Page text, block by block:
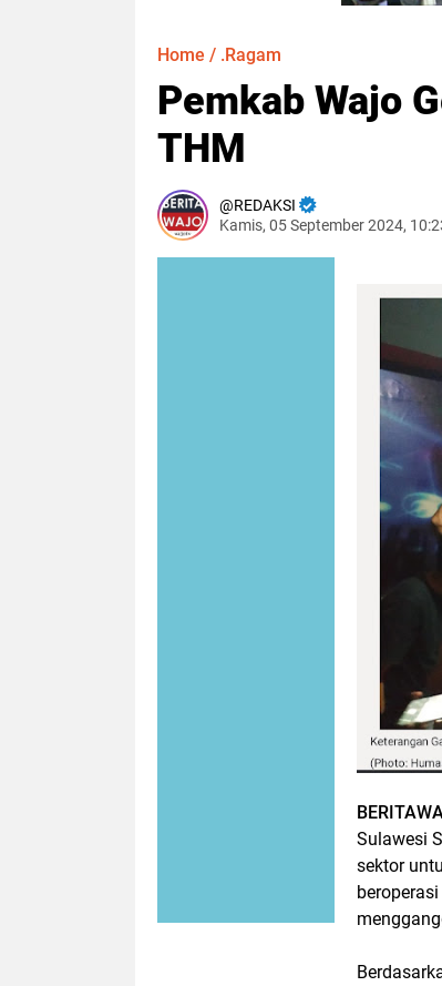
Home / .Ragam
Pemkab Wajo
THM
REDAKSI
Kamis, 05 September 2024,
Sulawesi
sektor